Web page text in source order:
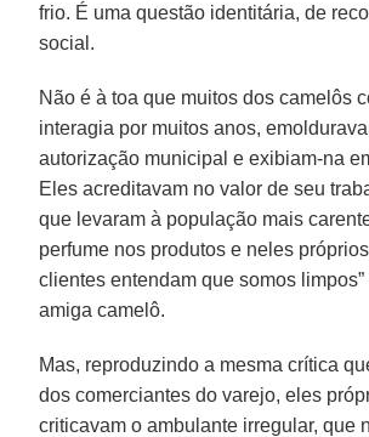
frio. É uma questão identitária, de
social.
Não é à toa que muitos dos camelôs
interagia por muitos anos,
autorização municipal e exibiam-na
Eles acreditavam no valor de seu
que levaram à população mais
perfume nos produtos e neles
clientes entendam que somos
amiga camelô.
Mas, reproduzindo a mesma crítica
dos comerciantes do varejo, eles
criticavam o ambulante irregular, que